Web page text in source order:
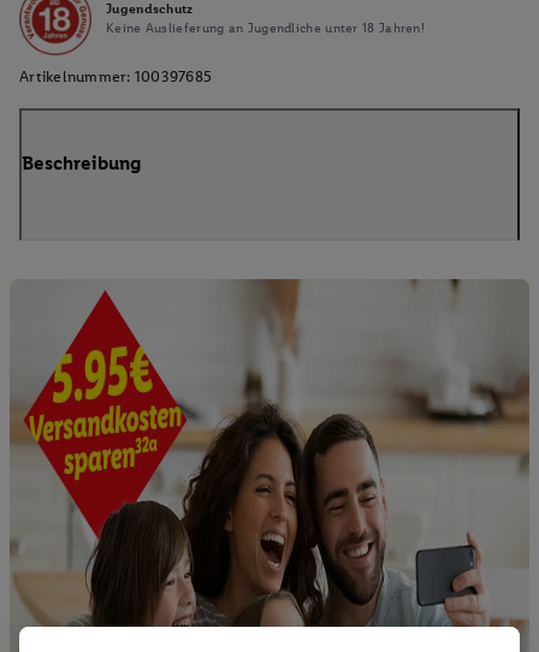
Jugendschutz
Keine Auslieferung an Jugendliche unter 18 Jahren!
Artikelnummer: 100397685
Beschreibung